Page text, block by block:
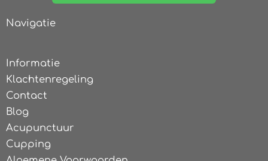
Navigatie
Informatie
Klachtenregeling
Contact
Blog
Acupunctuur
Cupping